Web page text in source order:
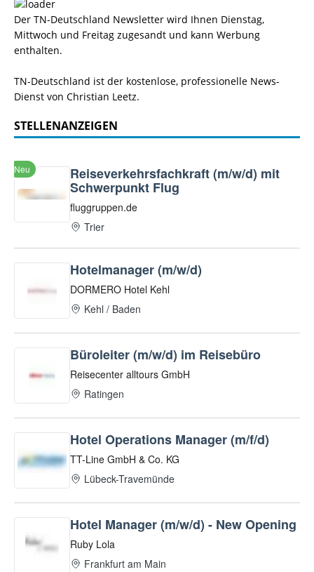
Der TN-Deutschland Newsletter wird Ihnen Dienstag,
Mittwoch und Freitag zugesandt und kann Werbung
enthalten.
TN-Deutschland ist der kostenlose, professionelle News-
Dienst von Christian Leetz.
STELLENANZEIGEN